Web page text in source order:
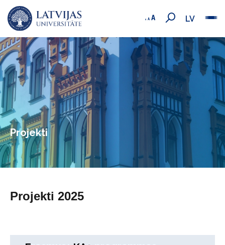
LV
Projekti
Projekti 2025